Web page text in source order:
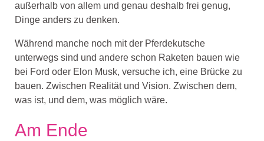
außerhalb von allem und genau deshalb frei genug,
Dinge anders zu denken.
Während manche noch mit der Pferdekutsche
unterwegs sind und andere schon Raketen bauen wie
bei Ford oder Elon Musk, versuche ich, eine Brücke zu
bauen. Zwischen Realität und Vision. Zwischen dem,
was ist, und dem, was möglich wäre.
Am Ende